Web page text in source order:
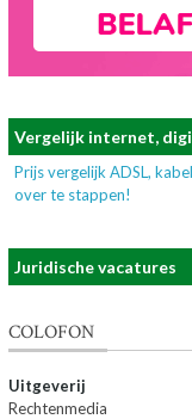
Vergelijk internet,
Prijs vergelijk ADSL,
over te stappen!
Juridische vacatures
COLOFON
Uitgeverij
Rechtenmedia